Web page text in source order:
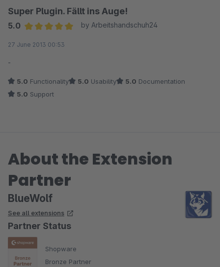
Super Plugin. Fällt ins Auge!
5.0
by Arbeitshandschuh24
27 June 2013 00:53
-
5.0 Functionality 5.0 Usability 5.0 Documentation
5.0 Support
About the Extension
Partner
BlueWolf
See all extensions
Partner Status
Shopware
Bronze Partner